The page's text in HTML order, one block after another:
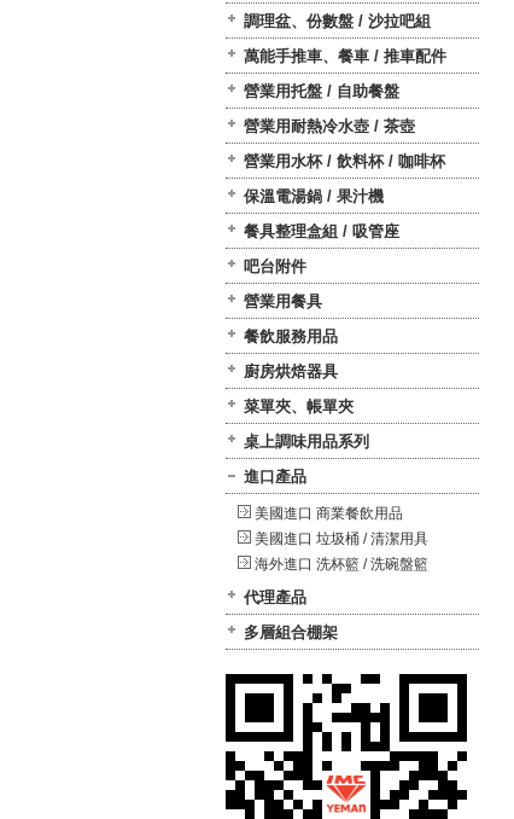
調理盆、份數盤 / 沙拉吧組
萬能手推車、餐車 / 推車配件
營業用托盤 / 自助餐盤
營業用耐熱冷水壺 / 茶壺
營業用水杯 / 飲料杯 / 咖啡杯
保溫電湯鍋 / 果汁機
餐具整理盒組 / 吸管座
吧台附件
營業用餐具
餐飲服務用品
廚房烘焙器具
菜單夾、帳單夾
桌上調味用品系列
進口產品
美國進口 商業餐飲用品
美國進口 垃圾桶 / 清潔用具
海外進口 洗杯籃 / 洗碗盤籃
代理產品
多層組合棚架